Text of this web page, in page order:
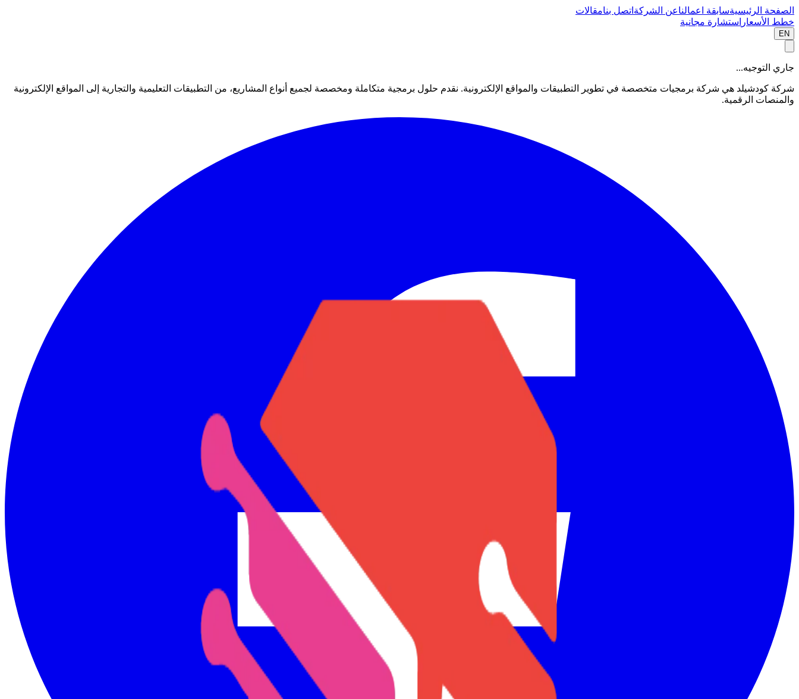
الصفحة الرئيسيةسابقة اعمالناعن الشركة اتصل بنامقالات
خطط الأسعار استشارة مجانية
EN
جاري التوجيه...
شركة كودشيلد هي شركة برمجيات متخصصة في تطوير التطبيقات والمواقع الإلكترونية. نقدم حلول برمجية متكاملة ومخصصة لجميع أنواع المشاريع، من التطبيقات التعليمية والتجارية إلى المواقع الإلكترونية
والمنصات الرقمية.